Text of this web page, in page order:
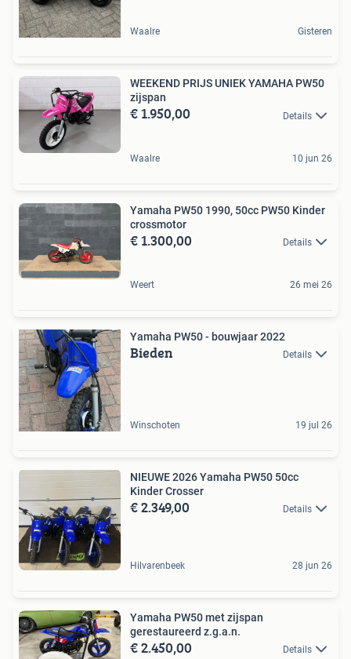
Waalre Gisteren
WEEKEND PRIJS UNIEK YAMAHA PW50
zijspan
€ 1.950,00 Details
Waalre 10 jun 26
Yamaha PW50 1990, 50cc PW50 Kinder
crossmotor
€ 1.300,00 Details
Weert 26 mei 26
Yamaha PW50 - bouwjaar 2022
Bieden Details
Winschoten 19 jul 26
NIEUWE 2026 Yamaha PW50 50cc
Kinder Crosser
€ 2.349,00 Details
Hilvarenbeek 28 jun 26
Yamaha PW50 met zijspan
gerestaureerd z.g.a.n.
€ 2.450,00 Details